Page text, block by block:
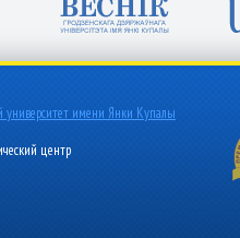
университет имени Янки Купалы
центр